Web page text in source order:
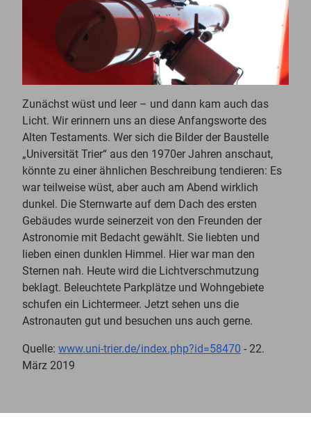
Zunächst wüst und leer – und dann kam auch das
Licht. Wir erinnern uns an diese Anfangsworte des
Alten Testaments. Wer sich die Bilder der Baustelle
„Universität Trier“ aus den 1970er Jahren anschaut,
könnte zu einer ähnlichen Beschreibung tendieren: Es
war teilweise wüst, aber auch am Abend wirklich
dunkel. Die Sternwarte auf dem Dach des ersten
Gebäudes wurde seinerzeit von den Freunden der
Astronomie mit Bedacht gewählt. Sie liebten und
lieben einen dunklen Himmel. Hier war man den
Sternen nah. Heute wird die Lichtverschmutzung
beklagt. Beleuchtete Parkplätze und Wohngebiete
schufen ein Lichtermeer. Jetzt sehen uns die
Astronauten gut und besuchen uns auch gerne.
Quelle: www.uni-trier.de/index.php?id=58470 - 22.
März 2019